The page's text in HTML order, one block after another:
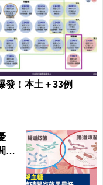
發！本土＋33例
吃